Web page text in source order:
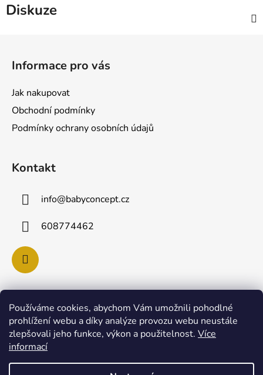
Používáme cookies, abychom Vám umožnili pohodlné
prohlížení webu a díky analýze provozu webu neustále
zlepšovali jeho funkce, výkon a použitelnost. Více
informací
Diskuze
Informace pro vás
Jak nakupovat
Obchodní podmínky
Podmínky ochrany osobních údajů
Kontakt
info@babyconcept.cz
608774462
Poslední hodnocení produktů
Hodnocení produktu je 5 z 5 hvězdiček.